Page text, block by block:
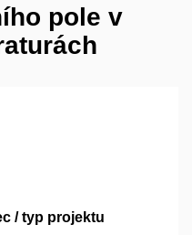
pole v
/ typ projektu